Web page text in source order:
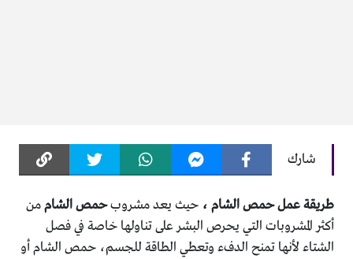
شارك
طريقة عمل حمص الشام ، حيث يعد مشروبحمص الشاممن
أكثر المشروبات التي يحرص البشر على تناولها خاصة في فصل
الشتاء لأنها تمنح الدفء وتعطي الطاقة للجسم، حمص الشام أو